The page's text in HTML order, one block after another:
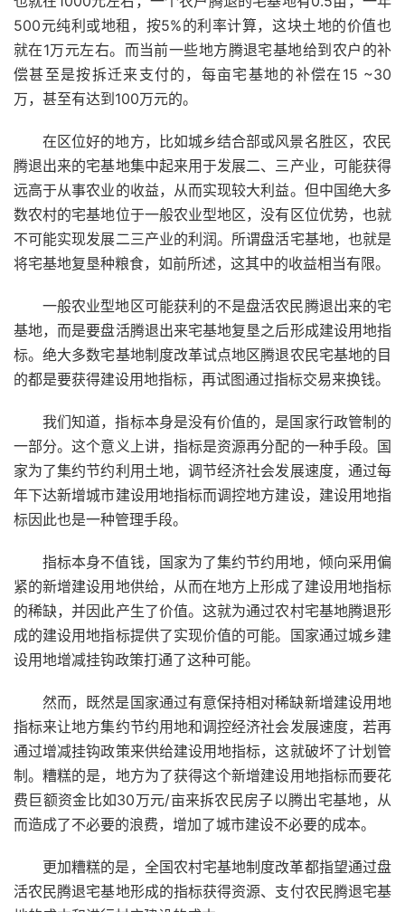
500元纯利或地租，按5%的利率计算，这块土地的价值也
就在1万元左右。而当前一些地方腾退宅基地给到农户的补
偿甚至是按拆迁来支付的，每亩宅基地的补偿在15 ~30
万，甚至有达到100万元的。
在区位好的地方，比如城乡结合部或风景名胜区，农民
腾退出来的宅基地集中起来用于发展二、三产业，可能获得
远高于从事农业的收益，从而实现较大利益。但中国绝大多
数农村的宅基地位于一般农业型地区，没有区位优势，也就
不可能实现发展二三产业的利润。所谓盘活宅基地，也就是
将宅基地复垦种粮食，如前所述，这其中的收益相当有限。
一般农业型地区可能获利的不是盘活农民腾退出来的宅
基地，而是要盘活腾退出来宅基地复垦之后形成建设用地指
标。绝大多数宅基地制度改革试点地区腾退农民宅基地的目
的都是要获得建设用地指标，再试图通过指标交易来换钱。
我们知道，指标本身是没有价值的，是国家行政管制的
一部分。这个意义上讲，指标是资源再分配的一种手段。国
家为了集约节约利用土地，调节经济社会发展速度，通过每
年下达新增城市建设用地指标而调控地方建设，建设用地指
标因此也是一种管理手段。
指标本身不值钱，国家为了集约节约用地，倾向采用偏
紧的新增建设用地供给，从而在地方上形成了建设用地指标
的稀缺，并因此产生了价值。这就为通过农村宅基地腾退形
成的建设用地指标提供了实现价值的可能。国家通过城乡建
设用地增减挂钩政策打通了这种可能。
然而，既然是国家通过有意保持相对稀缺新增建设用地
指标来让地方集约节约用地和调控经济社会发展速度，若再
通过增减挂钩政策来供给建设用地指标，这就破坏了计划管
制。糟糕的是，地方为了获得这个新增建设用地指标而要花
费巨额资金比如30万元/亩来拆农民房子以腾出宅基地，从
而造成了不必要的浪费，增加了城市建设不必要的成本。
更加糟糕的是，全国农村宅基地制度改革都指望通过盘
活农民腾退宅基地形成的指标获得资源、支付农民腾退宅基